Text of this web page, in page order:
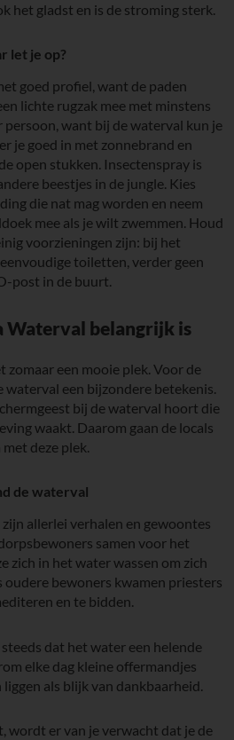
het gladst en is de stroming sterk.
let je op?
goed profiel, want de paden
lichte rugzak mee met minstens
want bij de waterval kun je
je goed in met zonnebrand en
open stukken. Insectenspray is
beestjes in de jungle. Kies
die nat mag worden en neem
mee als je wilt zwemmen. Houd
voorzieningen zijn: bij het
toiletten, verder geen
post in de buurt.
Waterval belangrijk is
zomaar een mooie plek. Voor de
waterval een bijzondere betekenis.
bij de waterval hoort die
waakt. Daarom gaan de locals
deze plek.
de waterval
allerlei verhalen en gewoontes
samen voor het
zich in het water wassen om zich
oudere bewoners kwamen priesters
en te bidden.
dat het water een helende
elke dag kleine offermandjes
als blijk van dankbaarheid.
wordt er van je verwacht dat je de